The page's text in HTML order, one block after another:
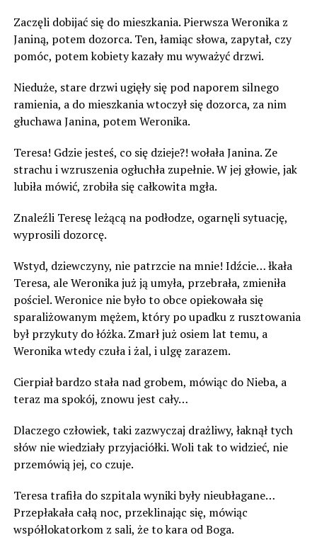
Zaczęli dobijać się do mieszkania. Pierwsza Weronika z
Janiną, potem dozorca. Ten, łamiąc słowa, zapytał, czy
pomóc, potem kobiety kazały mu wyważyć drzwi.
Nieduże, stare drzwi ugięły się pod naporem silnego
ramienia, a do mieszkania wtoczył się dozorca, za nim
głuchawa Janina, potem Weronika.
Teresa! Gdzie jesteś, co się dzieje?! wołała Janina. Ze
strachu i wzruszenia ogłuchła zupełnie. W jej głowie, jak
lubiła mówić, zrobiła się całkowita mgła.
Znaleźli Teresę leżącą na podłodze, ogarnęli sytuację,
wyprosili dozorcę.
Wstyd, dziewczyny, nie patrzcie na mnie! Idźcie… łkała
Teresa, ale Weronika już ją umyła, przebrała, zmieniła
pościel. Weronice nie było to obce opiekowała się
sparaliżowanym mężem, który po upadku z rusztowania
był przykuty do łóżka. Zmarł już osiem lat temu, a
Weronika wtedy czuła i żal, i ulgę zarazem.
Cierpiał bardzo stała nad grobem, mówiąc do Nieba, a
teraz ma spokój, znowu jest cały…
Dlaczego człowiek, taki zazwyczaj drażliwy, łaknął tych
słów nie wiedziały przyjaciółki. Woli tak to widzieć, nie
przemówią jej, co czuje.
Teresa trafiła do szpitala wyniki były nieubłagane…
Przepłakała całą noc, przeklinając się, mówiąc
współlokatorkom z sali, że to kara od Boga.